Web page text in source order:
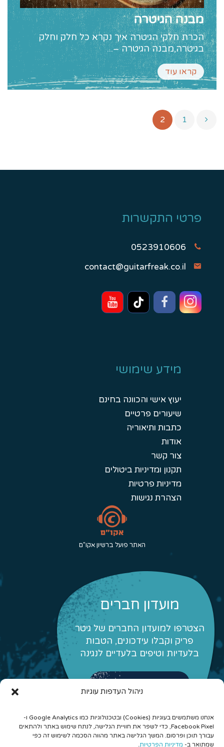
ניהול העדפות עוגיות
אנחנו משתמשים בעוגיות (Cookies) ובטכנולוגיות כמו Google Analytics ו-
Facebook Pixel, כדי לשפר את חוויית הגלישה, לנתח שימוש באתר ולהתאים
עבורך תוכן ופרסום. המשך הגלישה באתר מהווה הסכמה לשימוש זה כפי
שמתואר ב- מדיניות הפרטיות.
מבנה הגיטרה
הכרת חלקי הגיטרה איך נקרא כל חלק וחלק
בגיטרה,מבנה הגיטרה –...
קראו עוד
1
2
פרטי התקשרות
0523910606
contact@guitarfreak.co.il
מידע שימושי
יעוץ אישי והכוונה בחינם
שיעורים פרטיים
כתבות ותיאוריה
אודות
צור קשר
תקנון ומדיניות ביטולים
מדיניות פרטיות
הצהרת נגישות
האתר פועל ברשיון אקו"ם
מועדון חברים
הצטרפו למועדון החברים של גיטר
פריק וקבלו עידכונים, הטבות
בלעדיות וטיפים בלעדיים לנגינה